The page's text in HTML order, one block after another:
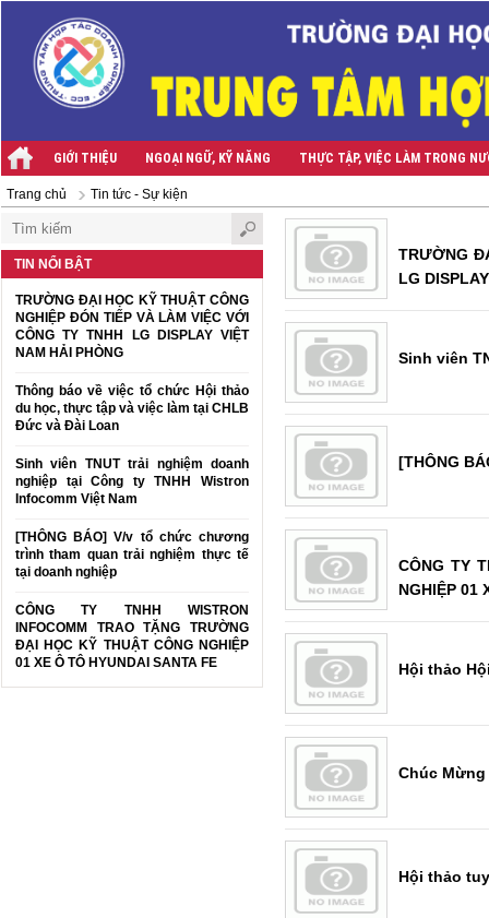
GIỚI THIỆU NGOẠI NGỮ, KỸ NĂNG THỰC TẬP, VIỆC LÀM TRONG
Trang chủ Tin tức - Sự kiện
TIN NỔI BẬT
TRƯỜNG ĐẠI HỌC KỸ THUẬT CÔNG
NGHIỆP ĐÓN TIẾP VÀ LÀM VIỆC VỚI
CÔNG TY TNHH LG DISPLAY VIỆT
NAM HẢI PHÒNG
Thông báo về việc tổ chức Hội thảo
du học, thực tập và việc làm tại CHLB
Đức và Đài Loan
Sinh viên TNUT trải nghiệm doanh
nghiệp tại Công ty TNHH Wistron
Infocomm Việt Nam
[THÔNG BÁO] V/v tổ chức chương
trình tham quan trải nghiệm thực tế
tại doanh nghiệp
CÔNG TY TNHH WISTRON
INFOCOMM TRAO TẶNG TRƯỜNG
ĐẠI HỌC KỸ THUẬT CÔNG NGHIỆP
01 XE Ô TÔ HYUNDAI SANTA FE
TRƯỜNG
LG
Sinh viên
[THÔNG
CÔNG TY
NGHIỆP 01
Hội thảo
Chúc Mừng
Hội thảo